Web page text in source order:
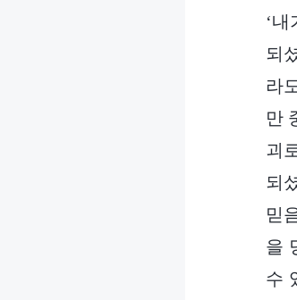
‘
되
라
만
괴
되
믿
을
수